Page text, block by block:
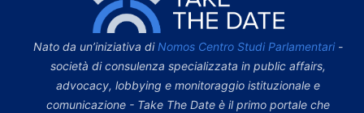
Nato da un’iniziativa di Nomos Centro Studi Parlamentari-
società di consulenza specializzata in public affairs,
advocacy, lobbying e monitoraggio istituzionale e
comunicazione - Take The Date è il primo portale che